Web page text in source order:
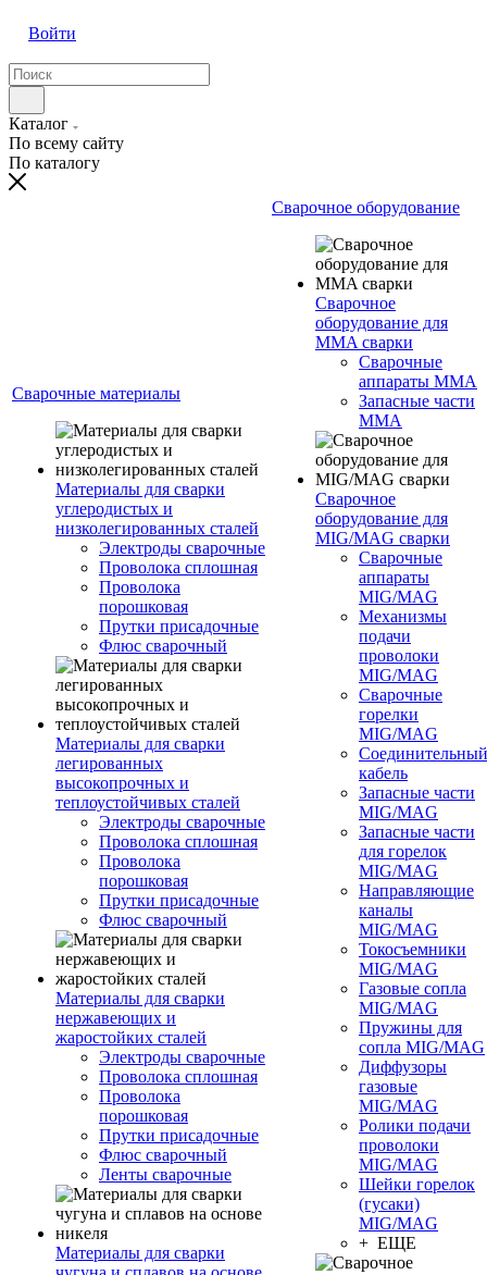
Войти
Каталог
По всему сайту
По каталогу
Сварочные материалы
Материалы для сварки
углеродистых и
низколегированных сталей
Электроды сварочные
Проволока сплошная
Проволока
порошковая
Прутки присадочные
Флюс сварочный
Материалы для сварки
легированных
высокопрочных и
теплоустойчивых сталей
Электроды сварочные
Проволока сплошная
Проволока
порошковая
Прутки присадочные
Флюс сварочный
Материалы для сварки
нержавеющих и
жаростойких сталей
Электроды сварочные
Проволока сплошная
Проволока
порошковая
Прутки присадочные
Флюс сварочный
Ленты сварочные
Материалы для сварки
Сварочное оборудование
Сварочное
оборудование для
MMA сварки
Сварочные
аппараты MMA
Запасные части
MMA
Сварочное
оборудование для
MIG/MAG сварки
Сварочные
аппараты
MIG/MAG
Механизмы
подачи
проволоки
MIG/MAG
Сварочные
горелки
MIG/MAG
Соединительный
кабель
Запасные части
MIG/MAG
Запасные части
для горелок
MIG/MAG
Направляющие
каналы
MIG/MAG
Токосъемники
MIG/MAG
Газовые сопла
MIG/MAG
Пружины для
сопла MIG/MAG
Диффузоры
газовые
MIG/MAG
Ролики подачи
проволоки
MIG/MAG
Шейки горелок
(гусаки)
MIG/MAG
+ ЕЩЕ